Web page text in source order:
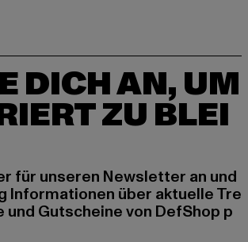
DICH AN, UM
ZU BLEI
für unseren Newsletter an und
Informationen über aktuelle Tre
und Gutscheine von DefShop p